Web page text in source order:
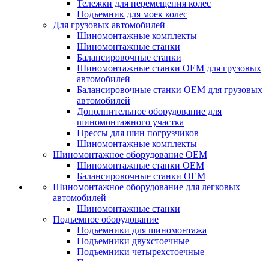
Тележки для перемещения колес
Подъемник для моек колеc
Для грузовых автомобилей
Шиномонтажные комплекты
Шиномонтажные станки
Балансировочные станки
Шиномонтажные станки ОЕМ для грузовых
автомобилей
Балансировочные станки ОЕМ для грузовых
автомобилей
Дополнительное оборудование для
шиномонтажного участка
Прессы для шин погрузчиков
Шиномонтажные комплекты
Шиномонтажное оборудование ОЕМ
Шиномонтажные станки ОЕМ
Балансировочные станки ОЕМ
Шиномонтажное оборудование для легковых
автомобилей
Шиномонтажные станки
Подъемное оборудование
Подъемники для шиномонтажа
Подъемники двухстоечные
Подъемники четырехстоечные